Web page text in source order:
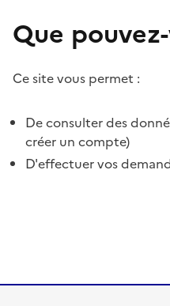
Que
Ce site vous permet :
De consulter des
créer un compte)
D'effectuer vos